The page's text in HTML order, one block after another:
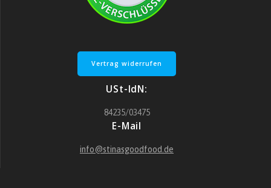
Vertrag widerrufen
USt-IdN:
84235/03475
E-Mail
info@stinasgoodfood.de